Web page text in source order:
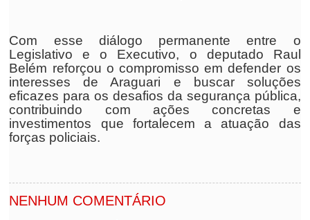
Com esse diálogo permanente entre o
Legislativo e o Executivo, o deputado Raul
Belém reforçou o compromisso em defender os
interesses de Araguari e buscar soluções
eficazes para os desafios da segurança pública,
contribuindo com ações concretas e
investimentos que fortalecem a atuação das
forças policiais.
NENHUM COMENTÁRIO